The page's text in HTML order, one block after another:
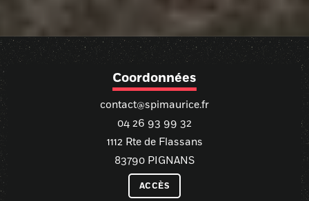
Coordonnées
contact@spimaurice.fr
04 26 93 99 32
1112 Rte de Flassans
83790 PIGNANS
ACCÈS